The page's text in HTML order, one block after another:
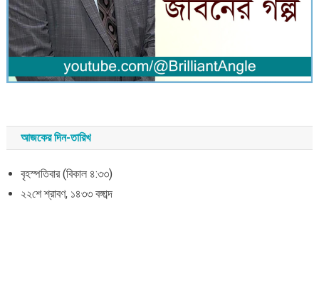
আজকের দিন-তারিখ
বৃহস্পতিবার (বিকাল ৪:৩৩)
২২শে শ্রাবণ, ১৪৩৩ বঙ্গাব্দ